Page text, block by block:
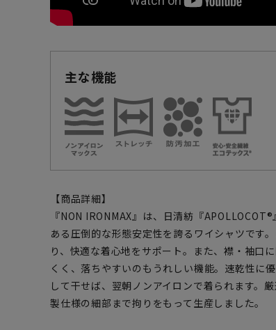
主な機能
【商品詳細】
『NON IRONMAX』は、日清紡『
ある圧倒的な形態安定性を誇るワイシャツです
り、快適な着心地をサポート。また、襟・袖口
くく、落ちやすいのもうれしい機能。速乾性に
して干せば、翌朝ノンアイロンで着られます。
製仕様の細部まで拘りをもって生産しました。